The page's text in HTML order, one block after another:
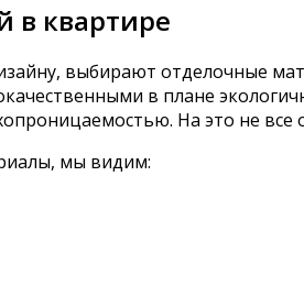
в квартире
выбирают отделочные
в плане
На это не
мы видим: